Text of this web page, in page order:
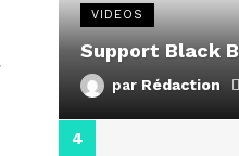
VIDEOS
Support Black
par Rédaction